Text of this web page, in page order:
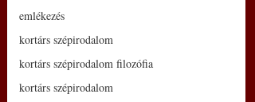
emlékezés
kortárs szépirodalom
kortárs szépirodalom filozófia
kortárs szépirodalom